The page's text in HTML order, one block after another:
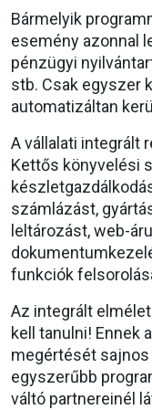
Bármelyik
esemény azonnal
pénzügyi
stb. Csak egyszer
automatizáltan
A vállalati integrált
Kettős könyvelési
számlázást,
leltározást, web-
funkciók
Az integrált
kell tanulni! Ennek
megértését
egyszerűbb
váltó partnereinél